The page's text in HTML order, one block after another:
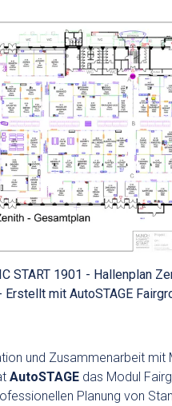
START 1901 - Hallenplan
Erstellt mit AutoSTAGE
und Zusammenarbeit mit
AutoSTAGE das Modul
Planung von